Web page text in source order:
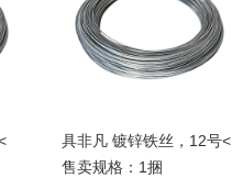
具非凡 镀锌铁丝，12号<
售卖规格：1捆